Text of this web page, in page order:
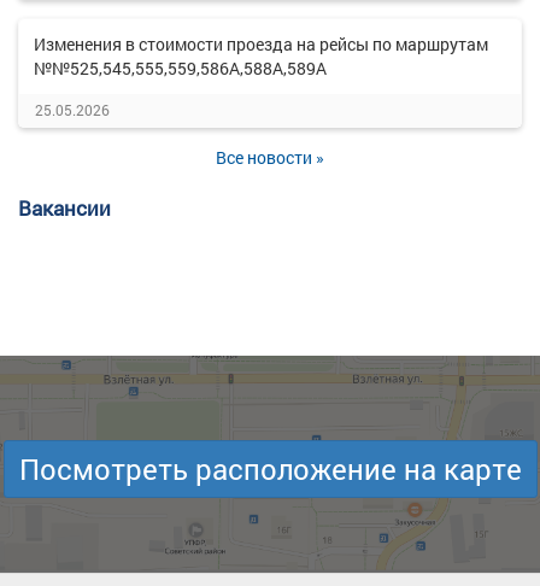
Изменения в стоимости проезда на рейсы по маршрутам
№№525,545,555,559,586А,588А,589А
25.05.2026
Все новости »
Вакансии
Посмотреть расположение на карте